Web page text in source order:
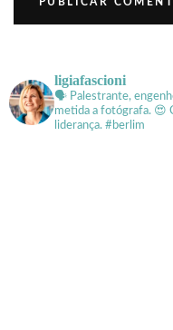
ligiafascioni
🗣 Palestrante,
metida a fotógrafa. 😍
liderança. #berlim